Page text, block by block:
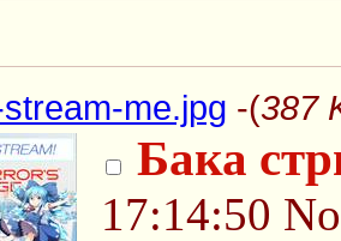
me.jpg -(387
Бака
17:14:50